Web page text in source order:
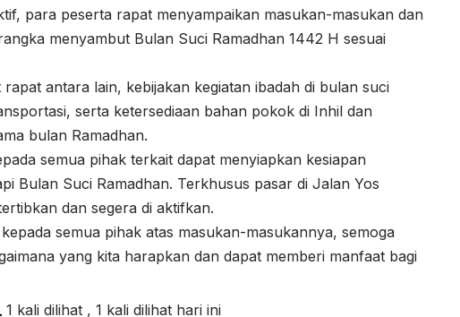
para peserta rapat menyampaikan masukan-masukan dan
menyambut Bulan Suci Ramadhan 1442 H sesuai
antara lain, kebijakan kegiatan ibadah di bulan suci
serta ketersediaan bahan pokok di Inhil dan
bulan Ramadhan.
semua pihak terkait dapat menyiapkan kesiapan
Bulan Suci Ramadhan. Terkhusus pasar di Jalan Yos
dan segera di aktifkan.
semua pihak atas masukan-masukannya, semoga
yang kita harapkan dan dapat memberi manfaat bagi
1 kali dilihat , 1 kali dilihat hari ini